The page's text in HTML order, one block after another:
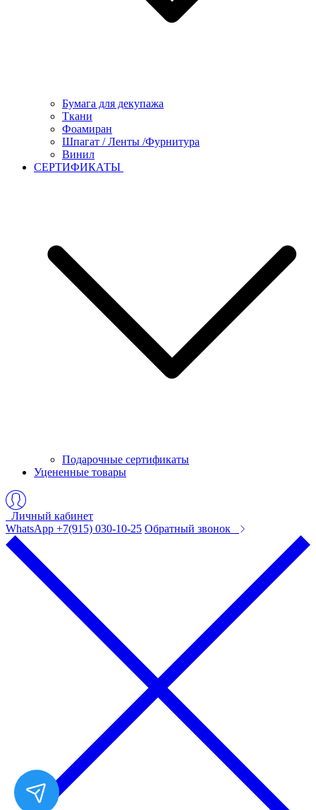
Бумага для декупажа
Ткани
Фоамиран
Шпагат / Ленты /Фурнитура
Винил
СЕРТИФИКАТЫ
Подарочные сертификаты
Уцененные товары
Личный кабинет
WhatsApp +7(915) 030-10-25 Обратный звонок